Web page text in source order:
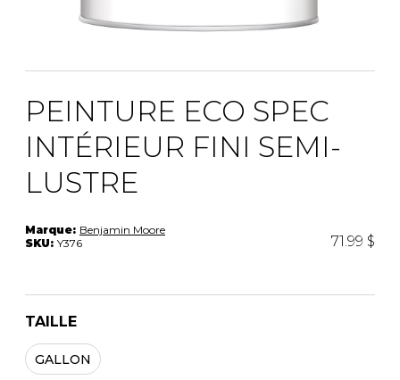
PEINTURE ECO SPEC
INTÉRIEUR FINI SEMI-
LUSTRE
Marque: Benjamin Moore
SKU: Y376 71.99 $
TAILLE
GALLON